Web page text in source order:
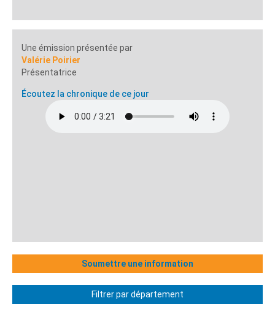
Une émission présentée par
Valérie Poirier
Présentatrice
Écoutez la chronique de ce jour
Soumettre une information
Filtrer par département